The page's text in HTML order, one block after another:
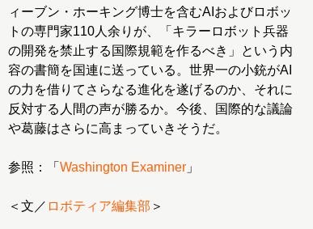
ィーブン・ホーキング博士を含むAIおよびロボッ
トの専門家110人余りが、「キラーロボット兵器
の開発を禁止する国際規範を作るべき」という内
容の書簡を国連に送っている。世界一の小銃がAI
の力を借りてさらなる進化を遂げるのか、それに
反対する人間の声が勝るか。今後、国際的な議論
や葛藤はさらに高まっていきそうだ。
参照：「 Washington Examiner 」
＜文／ ロボティア編集部 ＞